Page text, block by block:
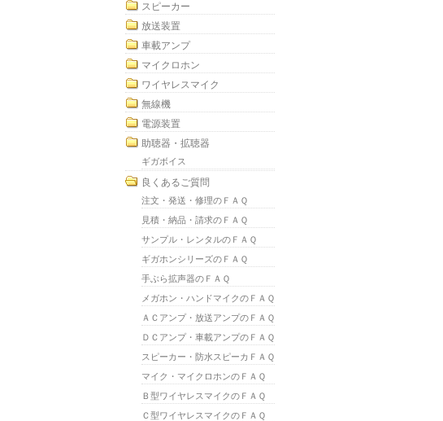
スピーカー
放送装置
車載アンプ
マイクロホン
ワイヤレスマイク
無線機
電源装置
助聴器・拡聴器
ギガボイス
良くあるご質問
注文・発送・修理のＦＡＱ
見積・納品・請求のＦＡＱ
サンプル・レンタルのＦＡＱ
ギガホンシリーズのＦＡＱ
手ぶら拡声器のＦＡＱ
メガホン・ハンドマイクのＦＡＱ
ＡＣアンプ・放送アンプのＦＡＱ
ＤＣアンプ・車載アンプのＦＡＱ
スピーカー・防水スピーカＦＡＱ
マイク・マイクロホンのＦＡＱ
Ｂ型ワイヤレスマイクのＦＡＱ
Ｃ型ワイヤレスマイクのＦＡＱ